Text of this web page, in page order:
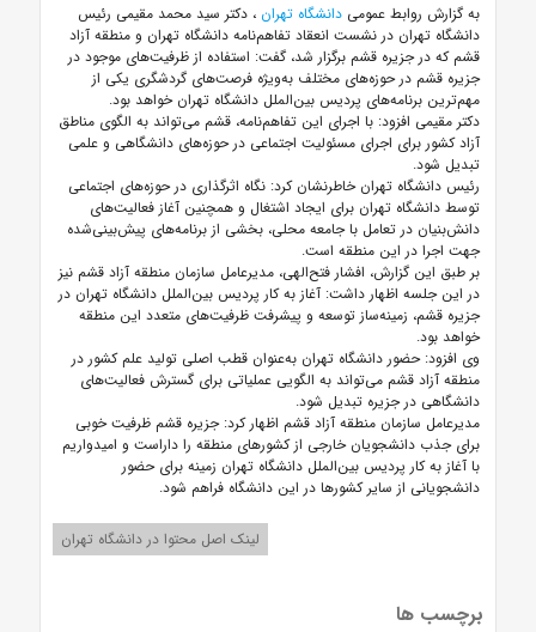
به گزارش روابط عمومی دانشگاه تهران ، دکتر سید محمد مقیمی رئیس
دانشگاه تهران در نشست انعقاد تفاهم‌نامه دانشگاه تهران و منطقه آزاد
قشم که در جزیره قشم برگزار شد، گفت: استفاده از ظرفیت‌های موجود در
جزیره قشم در حوزه‌های مختلف به‌ویژه فرصت‌های گردشگری یکی از
مهم‌ترین برنامه‌های پردیس بین‌الملل دانشگاه تهران خواهد بود.
دکتر مقیمی افزود: با اجرای این تفاهم‌نامه، قشم می‌تواند به الگوی مناطق
آزاد کشور برای اجرای مسئولیت اجتماعی در حوزه‌های دانشگاهی و علمی
تبدیل شود.
رئیس دانشگاه تهران خاطرنشان کرد: نگاه اثرگذاری در حوزه‌های اجتماعی
توسط دانشگاه تهران برای ایجاد اشتغال و همچنین آغاز فعالیت‌های
دانش‌بنیان در تعامل با جامعه محلی، بخشی از برنامه‌های پیش‌بینی‌شده
جهت اجرا در این منطقه است.
بر طبق این گزارش، افشار فتح‌الهی، مدیرعامل سازمان منطقه آزاد قشم نیز
در این جلسه اظهار داشت: آغاز به کار پردیس بین‌الملل دانشگاه تهران در
جزیره قشم، زمینه‌ساز توسعه و پیشرفت ظرفیت‌های متعدد این منطقه
خواهد بود.
وی افزود: حضور دانشگاه تهران به‌عنوان قطب اصلی تولید علم کشور در
منطقه آزاد قشم می‌تواند به الگویی عملیاتی برای گسترش فعالیت‌های
دانشگاهی در جزیره تبدیل شود.
مدیرعامل سازمان منطقه آزاد قشم اظهار کرد: جزیره قشم ظرفیت خوبی
برای جذب دانشجویان خارجی از کشورهای منطقه را داراست و امیدواریم
با آغاز به کار پردیس بین‌الملل دانشگاه تهران زمینه برای حضور
دانشجویانی از سایر کشورها در این دانشگاه فراهم شود.
لینک اصل محتوا در دانشگاه تهران
برچسب ها